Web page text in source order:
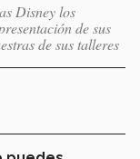
Disney los
de sus
de sus talleres